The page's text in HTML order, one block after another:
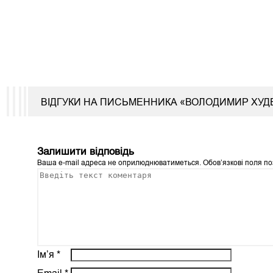
ВІДГУКИ НА ПИСЬМЕННИКА «ВОЛОДИМИР
Залишити відповідь
Ваша e-mail адреса не оприлюднюватиметься. Обов’язкові поля
Ім’я*